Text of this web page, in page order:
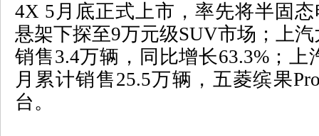
4X 5 月底正式上市，率先将半固
悬架下探至9万元级SUV市场；上
销售3.4万辆，同比增长63.3% ；
月累计销售25.5万辆，五菱缤果
台。